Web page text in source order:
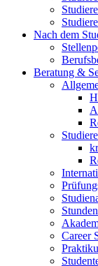
Nach dem
Beratung &
Career